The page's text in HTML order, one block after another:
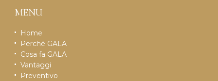
MENU
Home
Perché GALA
Cosa fa GALA
Vantaggi
Preventivo